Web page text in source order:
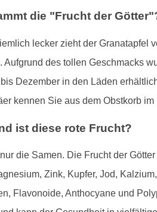
die "Frucht der
lecker zieht der Granatapfel
Aufgrund des tollen Geschmacks
Dezember in den Läden
kennen Sie aus dem Obstkorb im
ist diese rote Frucht?
die Samen. Die Frucht der
Zink, Kupfer, Jod,
Flavonoide, Anthocyane und